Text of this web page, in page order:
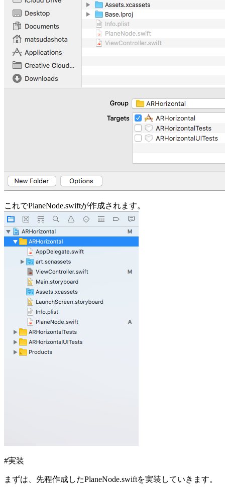
これでPlaneNode.swiftが作成されます。
#実装
まずは、先程作成したPlaneNode.swiftを実装していきます。